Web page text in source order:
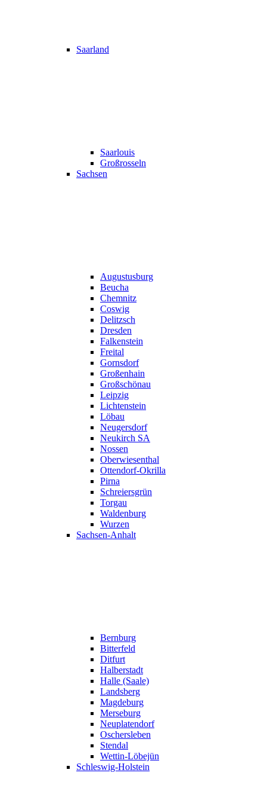
Saarland
Saarlouis
Großrosseln
Sachsen
Augustusburg
Beucha
Chemnitz
Coswig
Delitzsch
Dresden
Falkenstein
Freital
Gornsdorf
Großenhain
Großschönau
Leipzig
Lichtenstein
Löbau
Neugersdorf
Neukirch SA
Nossen
Oberwiesenthal
Ottendorf-Okrilla
Pirna
Schreiersgrün
Torgau
Waldenburg
Wurzen
Sachsen-Anhalt
Bernburg
Bitterfeld
Ditfurt
Halberstadt
Halle (Saale)
Landsberg
Magdeburg
Merseburg
Neuplatendorf
Oschersleben
Stendal
Wettin-Löbejün
Schleswig-Holstein